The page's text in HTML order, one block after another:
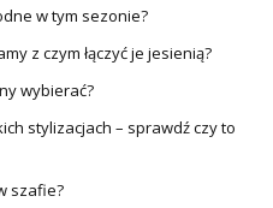
w tym sezonie?
z czym łączyć je jesienią?
wybierać?
stylizacjach – sprawdź czy to
szafie?